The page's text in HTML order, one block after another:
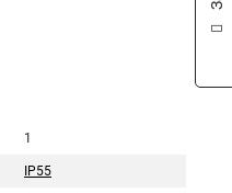
1
IP55